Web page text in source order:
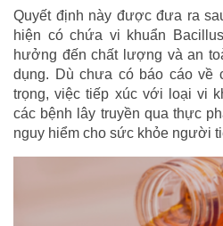
Quyết định này được đưa ra
hiện có chứa vi khuẩn
hưởng đến chất lượng và an
dụng. Dù chưa có báo cáo về
trọng, việc tiếp xúc với loại vi
các bệnh lây truyền qua thực
nguy hiểm cho sức khỏe người